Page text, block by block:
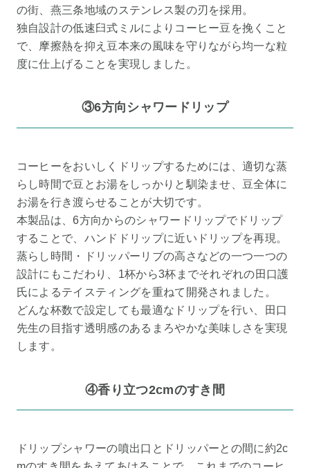
の街、燕三条地域のステンレス製の刃を採用。
独自設計の低速臼式ミルによりコーヒー豆を挽くこと
で、摩擦熱を抑え豆本来の風味を守りながら均一な粒
度に仕上げることを実現しました。
③6方向シャワードリップ
コーヒーをおいしくドリップするためには、適切な蒸
らし時間で豆とお湯をしっかりと馴染ませ、豆全体に
お湯を行き渡らせることが大切です。
本製品は、6方向からのシャワードリップでドリップ
することで、ハンドドリップに近いドリップを再現。
蒸らし時間・ドリッパーリブの高さなどの一つ一つの
設計にもこだわり、1杯から3杯までそれぞれの田口護
氏によるテイスティングを重ねて開発されました。
どんな杯数で設定しても最適なドリップを行い、田口
先生の目指す透明感のあるまろやかな美味しさを実現
します。
④香り立つ2cmのすき間
ドリップシャワーの噴出口とドリッパーとの間に約2c